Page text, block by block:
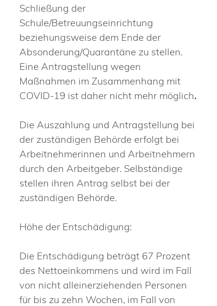
Schließung der
Schule/Betreuungseinrichtung
beziehungsweise dem Ende der
Absonderung/Quarantäne zu stellen.
Eine Antragstellung wegen
Maßnahmen im Zusammenhang mit
COVID-19 ist daher nicht mehr möglich.
Die Auszahlung und Antragstellung bei
der zuständigen Behörde erfolgt bei
Arbeitnehmerinnen und Arbeitnehmern
durch den Arbeitgeber. Selbständige
stellen ihren Antrag selbst bei der
zuständigen Behörde.
Höhe der Entschädigung:
Die Entschädigung beträgt 67 Prozent
des Nettoeinkommens und wird im Fall
von nicht alleinerziehenden Personen
für bis zu zehn Wochen, im Fall von